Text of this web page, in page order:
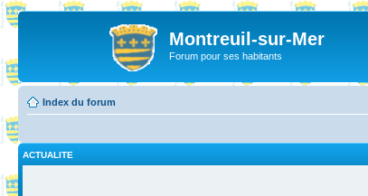
Montreuil-sur-Mer
Forum pour ses habitants
Index du forum
ACTUALITE